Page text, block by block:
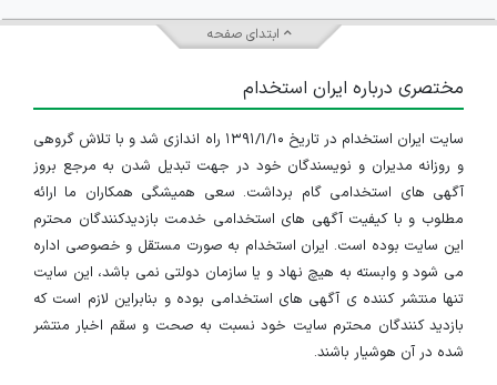
ابتدای صفحه
مختصری درباره ایران استخدام
سایت ایران استخدام در تاریخ ۱۳۹۱/۱/۱۰ راه اندازی شد و با تلاش گروهی
و روزانه مدیران و نویسندگان خود در جهت تبدیل شدن به مرجع بروز
آگهی های استخدامی گام برداشت. سعی همیشگی همکاران ما ارائه
مطلوب و با کیفیت آگهی های استخدامی خدمت بازدیدکنندگان محترم
این سایت بوده است. ایران استخدام به صورت مستقل و خصوصی اداره
می شود و وابسته به هیچ نهاد و یا سازمان دولتی نمی باشد، این سایت
تنها منتشر کننده ی آگهی های استخدامی بوده و بنابراین لازم است که
بازدید کنندگان محترم سایت خود نسبت به صحت و سقم اخبار منتشر
شده در آن هوشیار باشند.